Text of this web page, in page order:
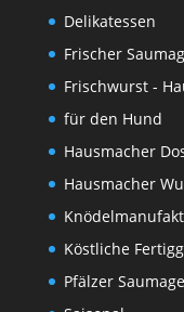
Delikatessen
Frischer
Frischwurst -
für den Hund
Hausmacher
Hausmacher
Köstliche
Pfälzer